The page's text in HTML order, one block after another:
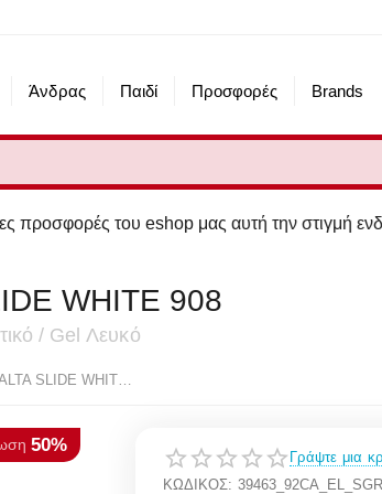
Άνδρας Παιδί Προσφορές Brands
του eshop μας αυτή την στιγμή
WHITE 908
/ Gel Λευκό
ELLESSE SGRF0537 FILIPPALTA SLIDE WHITE 908
Γράψτε μια
ΚΩΔΙΚΟΣ: